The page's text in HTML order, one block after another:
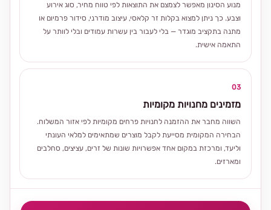
מנוע הסינון מאפשר לצמצם את התוצאות לפי טווח מחיר, סוג אירוע
וצבע. כך ניתן למצוא בקלות זר קלאסי, עיצוב מודרני, סידור פרמיום או
מתנה בתקציב מוגדר — בלי לעבור בין עשרות עמודים ובלי לוותר על
התאמה אישית.
03
מזמינים מחנויות מקומיות
השווה מחבר את ההזמנה לחנויות פרחים מקומיות לפי אזור המשלוח.
הבחירה המקומית מסייעת לקבל מוצרים שמתאימים למלאי העונתי
וליעד, ומרכזת במקום אחד אפשרויות שונות של זרים, עציצים, סחלבים
ומארזים.